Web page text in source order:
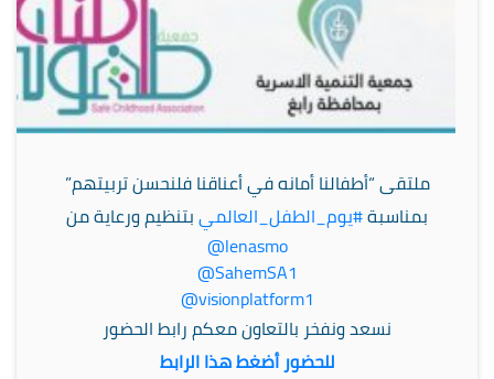
ملتقى “أطفالنا أمانه في أعناقنا فلنحسن تربيتهم”
بمناسبة#يوم_الطفل_العالميبتنظيم ورعاية من
@lenasmo
@SahemSA1
@visionplatform1
نسعد ونفخر بالتعاون معكمرابط الحضور
للحضور أضغط هذا الرابط